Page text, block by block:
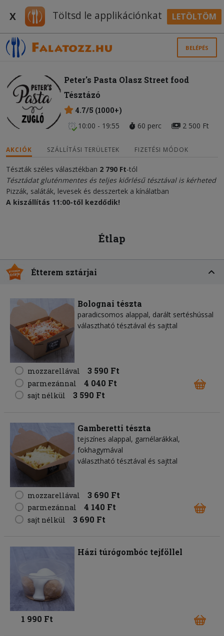
X Töltsd le applikációnkat LETÖLTÖM
BELÉPÉS
Peter's Pasta Olasz Street food
Tésztázó
4.7/5 (1000+)
10:00 - 19:55
60 perc 2 500 Ft
AKCIÓK SZÁLLÍTÁSI TERÜLETEK FIZETÉSI MÓDOK
Tészták széles választékban 2 790 Ft-tól
Tésztádat gluténmentes és teljes kiőrlésű tésztával is kérheted
Pizzák, saláták, levesek és desszertek a kínálatban
A kiszállítás 11:00-től kezdődik!
Étlap
Étterem sztárjai
Bolognai tészta
paradicsomos alappal, darált sertéshússal
választható tésztával és sajttal
mozzarellával 3 590 Ft
parmezánnal 4 040 Ft
sajt nélkül 3 590 Ft
Gamberetti tészta
tejszínes alappal, garnélarákkal,
fokhagymával
választható tésztával és sajttal
mozzarellával 3 690 Ft
parmezánnal 4 140 Ft
sajt nélkül 3 690 Ft
Házi túrógombóc tejföllel
1 990 Ft